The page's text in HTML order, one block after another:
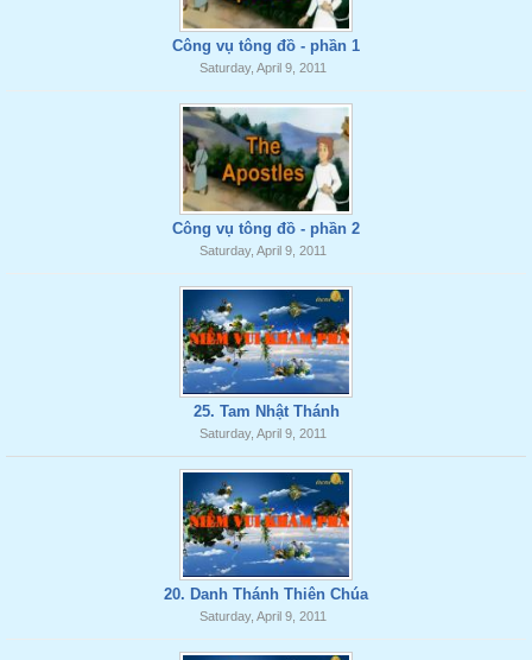
Công vụ tông đồ - phần 1
Saturday, April 9, 2011
Công vụ tông đồ - phần 2
Saturday, April 9, 2011
25. Tam Nhật Thánh
Saturday, April 9, 2011
20. Danh Thánh Thiên Chúa
Saturday, April 9, 2011